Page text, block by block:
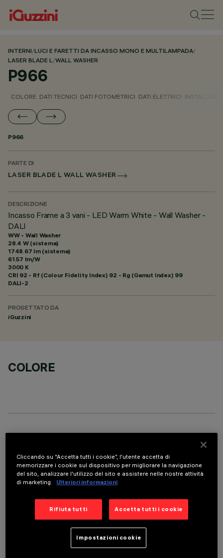
INTERNI/LUCI E FARETTI DA INCASSO MONO E MULTILAMPADA/
LASER BLADE L/WALL WASHER
P966
COLORE DATI TECNICI DATI FOTOMETRICI DATI ELETTRICI
P966
PARTE DI
LASER BLADE L WALL WASHER
DESCRIZIONE
Incasso Frame a 3 vani - LED Warm White - Wall Washer -
DALI
WW - Wall Washer
28.4 W (sistema)
1748.67 lm (sistema)
61.57 lm/W
3000 K
CRI 92 - Rf (Colour Fidelity Index) 92 - Rg (Gamut Index) 99
DALI-2
PROGETTATO DA
iGuzzini
COLORE
ULTIMO AGGIORNAMENTO: 07/08/2026
DESCRIZIONE
Apparecchio ad incasso a tre vani ad ottica fissa wall washer
per sorgente LED warm white ad elevato indice di resa
cromatica. Sistema passivo di dispersione termica. Corpo
lampada con superficie radiante in alluminio pressofuso,
versione con cornice perimetrale di battuta. Sistemi ottici
Cliccando su “Accetta tutti i cookie”, l'utente accetta di
memorizzare i cookie sul dispositivo per migliorare la navigazione
del sito, analizzare l'utilizzo del sito e assistere nelle nostre attività
di marketing.
Ulteriori informazioni
Rifiuta tutti Accetta tutti i cookie
Impostazioni cookie